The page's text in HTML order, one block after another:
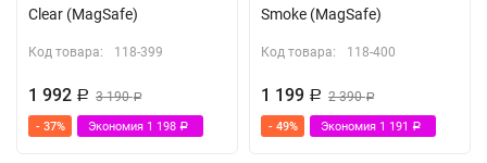
Clear (MagSafe)
Код товара: 118-399
1 992 Р 3 190Р
- 37% Экономия 1 198 Р
Smoke (MagSafe)
Код товара: 118-400
1 199 Р 2 390Р
- 49% Экономия 1 191 Р